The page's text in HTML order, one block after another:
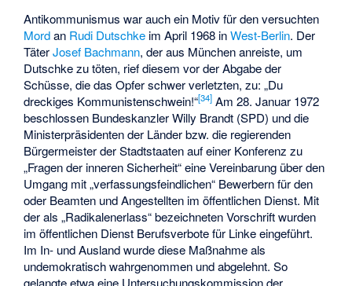
Antikommunismus war auch ein Motiv für den versuchten
Mordan Rudi Dutschke im April 1968 inWest-Berlin. Der
TäterJosef Bachmann, der aus München anreiste, um
Dutschke zu töten, rief diesem vor der Abgabe der
Schüsse, die das Opfer schwer verletzten, zu: „Du
dreckiges Kommunistenschwein!“[34] Am 28. Januar 1972
beschlossen Bundeskanzler Willy Brandt (SPD) und die
Ministerpräsidenten der Länder bzw. die regierenden
Bürgermeister der Stadtstaaten auf einer Konferenz zu
„Fragen der inneren Sicherheit“ eine Vereinbarung über den
Umgang mit „verfassungsfeindlichen“ Bewerbern für den
oder Beamten und Angestellten im öffentlichen Dienst. Mit
der als „Radikalenerlass“ bezeichneten Vorschrift wurden
im öffentlichen Dienst Berufsverbote für Linke eingeführt.
Im In- und Ausland wurde diese Maßnahme als
undemokratisch wahrgenommen und abgelehnt. So
gelangte etwa eine Untersuchungskommission der